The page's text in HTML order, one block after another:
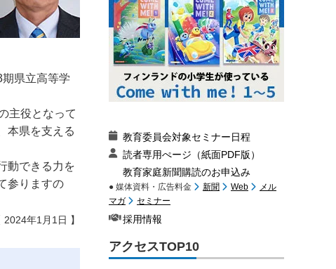
県立高等学
主役となって
本県を支える
動できる力を
参りますの
2024年1月1日 】
教育委員会対象セミナー日程
読者専用ぺージ（紙面PDF版）
教育家庭新聞購読のお申込み
● 媒体資料・広告料金 新聞 Web
メル
マガ
セミナー
採用情報
アクセスTOP10